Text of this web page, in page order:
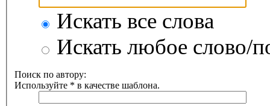
Искать все слова
Искать любое слово/
Поиск по автору:
Используйте * в качестве шаблона.